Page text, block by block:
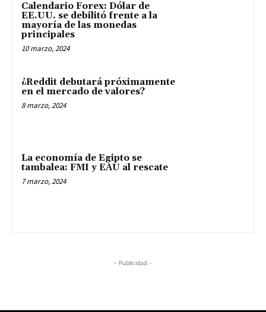
Calendario Forex: Dólar de
EE.UU. se debilitó frente a la
mayoría de las monedas
principales
10 marzo, 2024
¿Reddit debutará próximamente
en el mercado de valores?
8 marzo, 2024
La economía de Egipto se
tambalea: FMI y EAU al rescate
7 marzo, 2024
- Publicidad -